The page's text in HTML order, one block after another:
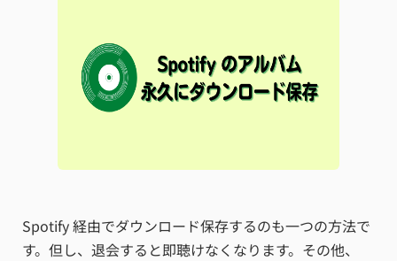
Spotify 経由でダウンロード保存するのも一つの方法で
す。但し、退会すると即聴けなくなります。その他、